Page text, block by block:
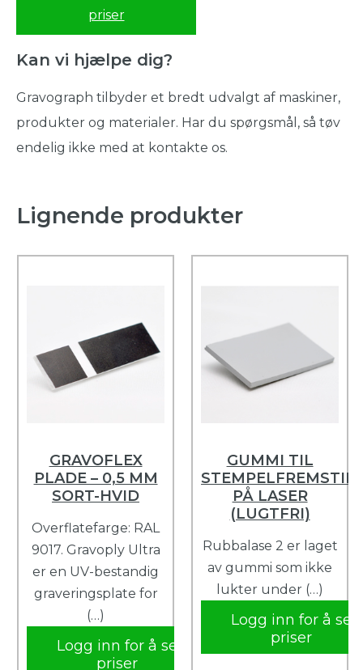
priser
Kan vi hjælpe dig?
Gravograph tilbyder et bredt udvalgt af maskiner,
produkter og materialer. Har du spørgsmål, så tøv
endelig ikke med at kontakte os.
Lignende produkter
GRAVOFLEX
PLADE – 0,5 MM
SORT-HVID
Overflatefarge: RAL
9017. Gravoply Ultra
er en UV-bestandig
graveringsplate for
(…)
Logg inn for å se
priser
GUMMI TIL
PÅ LASER
(LUGTFRI)
Rubbalase 2 er laget
av gummi som ikke
lukter under (…)
Logg inn for å se
priser